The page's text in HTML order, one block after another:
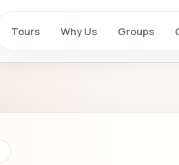
Tours Why Us Groups